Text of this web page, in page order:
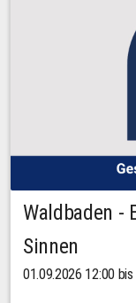
Waldbaden -
Sinnen
01.09.2026 12:00